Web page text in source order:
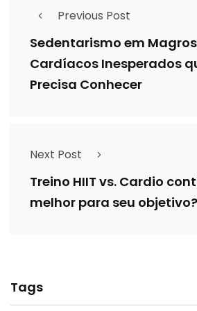
Previous Post
Sedentarismo em
Cardíacos Inesperados
Precisa Conhecer
Next Post
Treino HIIT vs. Cardio
melhor para seu objetivo?
Tags